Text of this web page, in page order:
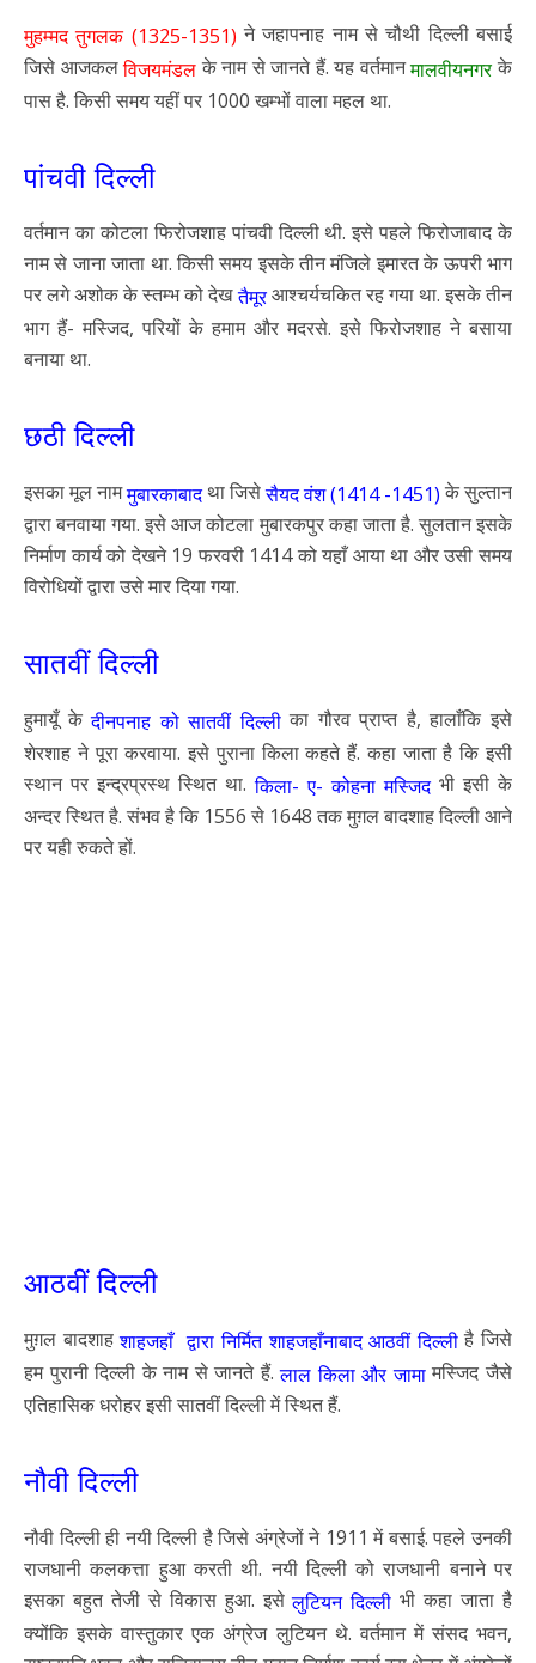
मुहम्मद तुगलक (1325-1351) ने जहापनाह नाम से चौथी दिल्ली बसाई
जिसे आजकलविजयमंडलके नाम से जानते हैं. यह वर्तमानमालवीयनगरके
पास है. किसी समय यहीं पर 1000 खम्भों वाला महल था.
पांचवी दिल्ली
वर्तमान का कोटला फिरोजशाह पांचवी दिल्ली थी. इसे पहले फिरोजाबाद के
नाम से जाना जाता था. किसी समय इसके तीन मंजिले इमारत के ऊपरी भाग
पर लगे अशोक के स्तम्भ को देखतैमूरआश्चर्यचकित रह गया था. इसके तीन
भाग हैं- मस्जिद, परियों के हमाम और मदरसे. इसे फिरोजशाह ने बसाया
बनाया था.
छठी दिल्ली
इसका मूल नाममुबारकाबादथा जिसेसैयद वंश (1414 -1451)के सुल्तान
द्वारा बनवाया गया. इसे आज कोटला मुबारकपुर कहा जाता है. सुलतान इसके
निर्माण कार्य को देखने 19 फरवरी 1414 को यहाँ आया था और उसी समय
विरोधियों द्वारा उसे मार दिया गया.
सातवीं दिल्ली
हुमायूँ केदीनपनाह को सातवीं दिल्लीका गौरव प्राप्त है, हालाँकि इसे
शेरशाह ने पूरा करवाया. इसे पुराना किला कहते हैं. कहा जाता है कि इसी
स्थान पर इन्द्रप्रस्थ स्थित था. किला- ए- कोहना मस्जिदभी इसी के
अन्दर स्थित है. संभव है कि 1556 से 1648 तक मुग़ल बादशाह दिल्ली आने
पर यही रुकते हों.
आठवीं दिल्ली
मुग़ल बादशाहशाहजहाँ द्वारा निर्मित शाहजहाँनाबाद आठवीं दिल्लीहै जिसे
हम पुरानी दिल्ली के नाम से जानते हैं.लाल किला और जामामस्जिद जैसे
एतिहासिक धरोहर इसी सातवीं दिल्ली में स्थित हैं.
नौवी दिल्ली
नौवी दिल्ली ही नयी दिल्ली है जिसे अंग्रेजों ने 1911 में बसाई. पहले उनकी
राजधानी कलकत्ता हुआ करती थी. नयी दिल्ली को राजधानी बनाने पर
इसका बहुत तेजी से विकास हुआ. इसेलुटियन दिल्ली भी कहा जाता है
क्योंकि इसके वास्तुकार एक अंग्रेज लुटियन थे. वर्तमान में संसद भवन,